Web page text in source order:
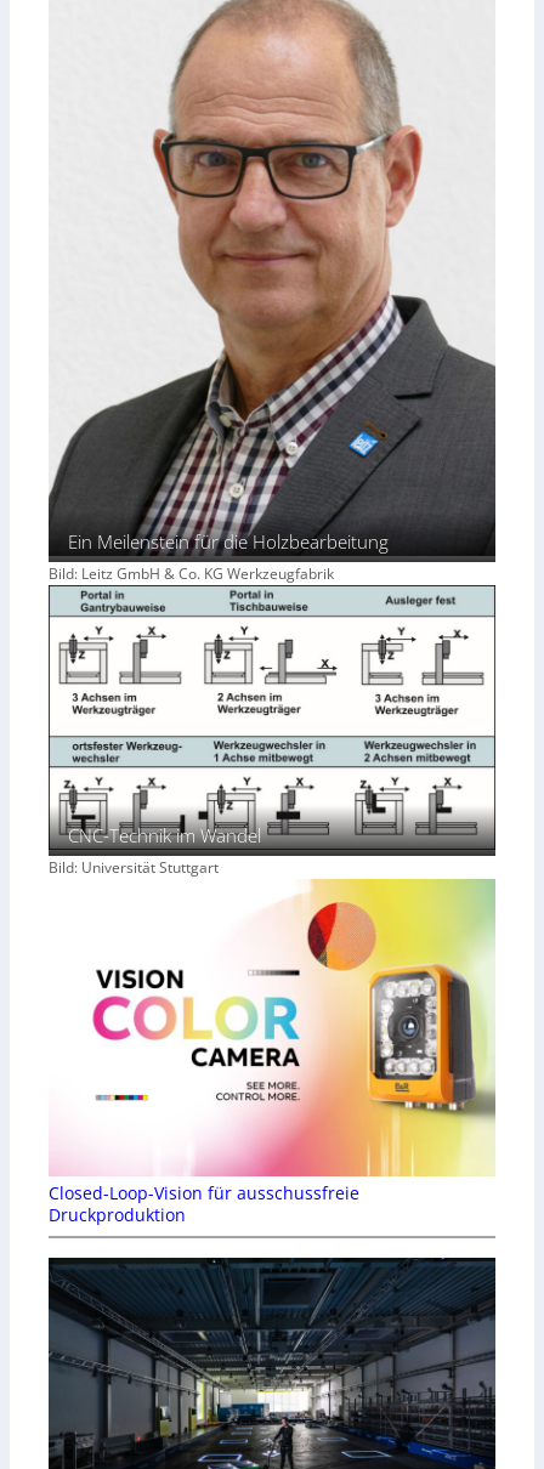
Ein Meilenstein für die Holzbearbeitung
Bild: Leitz GmbH & Co. KG Werkzeugfabrik
CNC-Technik im Wandel
Bild: Universität Stuttgart
Closed-Loop-Vision für ausschussfreie
Druckproduktion